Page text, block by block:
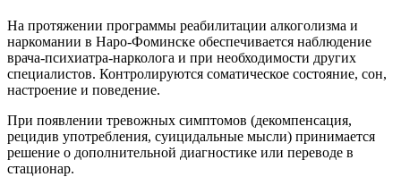
На протяжении программы реабилитации алкоголизма и
наркомании в Наро-Фоминске обеспечивается наблюдение
врача-психиатра-нарколога и при необходимости других
специалистов. Контролируются соматическое состояние, сон,
настроение и поведение.
При появлении тревожных симптомов (декомпенсация,
рецидив употребления, суицидальные мысли) принимается
решение о дополнительной диагностике или переводе в
стационар.